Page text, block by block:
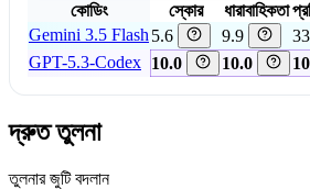
কোডিং স্কোর ধারাবাহিকতা
Gemini 3.5 Flash 5.6 9.9
GPT-5.3-Codex 10.0 10.0
দ্রুত তুলনা
তুলনার জুটি বদলান